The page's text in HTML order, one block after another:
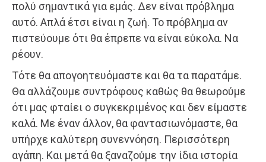
πολύ σημαντικά για εμάς. Δεν είναι πρόβλημα
αυτό. Απλά έτσι είναι η ζωή. Το πρόβλημα αν
πιστεύουμε ότι θα έπρεπε να είναι εύκολα. Να
ρέουν.
Τότε θα απογοητευόμαστε και θα τα παρατάμε.
Θα αλλάζουμε συντρόφους καθώς θα θεωρούμε
ότι μας φταίει ο συγκεκριμένος και δεν είμαστε
καλά. Με έναν άλλον, θα φαντασιωνόμαστε, θα
υπήρχε καλύτερη συνεννόηση. Περισσότερη
αγάπη. Και μετά θα ξαναζούμε την ίδια ιστορία